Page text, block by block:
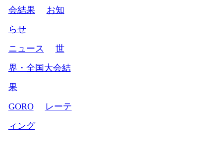
会結果
お知
らせ
ニュース
世
界・全国大会結
果
GORO
レーテ
ィング